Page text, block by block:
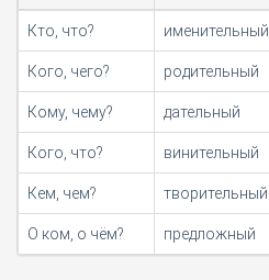
Кто, что? именительный
Кого, чего? родительный
Кому, чему? дательный
Кого, что? винительный
Кем, чем? творительный
О ком, о чём? предложный